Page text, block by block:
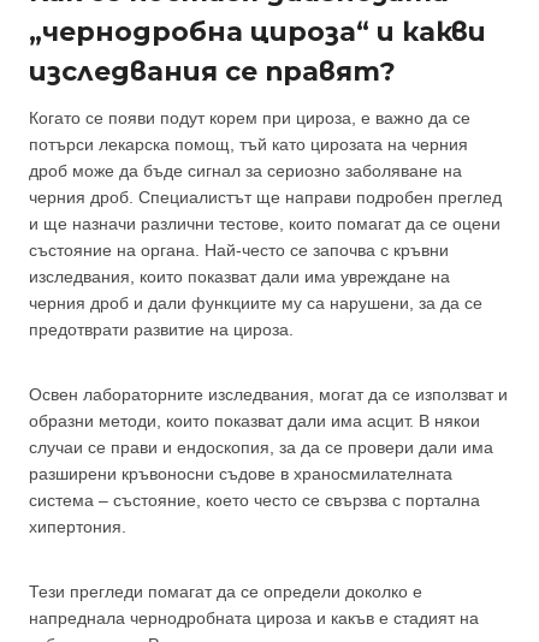
„чернодробна цироза“ и какви
изследвания се правят?
Когато се появи подут корем при цироза, е важно да се
потърси лекарска помощ, тъй като цирозата на черния
дроб може да бъде сигнал за сериозно заболяване на
черния дроб. Специалистът ще направи подробен преглед
и ще назначи различни тестове, които помагат да се оцени
състояние на органа. Най-често се започва с кръвни
изследвания, които показват дали има увреждане на
черния дроб и дали функциите му са нарушени, за да се
предотврати развитие на цироза.
Освен лабораторните изследвания, могат да се използват и
образни методи, които показват дали има асцит. В някои
случаи се прави и ендоскопия, за да се провери дали има
разширени кръвоносни съдове в храносмилателната
система – състояние, което често се свързва с портална
хипертония.
Тези прегледи помагат да се определи доколко е
напреднала чернодробната цироза и какъв е стадият на